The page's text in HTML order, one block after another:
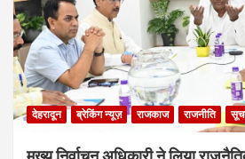
देहरादून ब्रेकिंग न्यूज़ राजकाज राजनीति